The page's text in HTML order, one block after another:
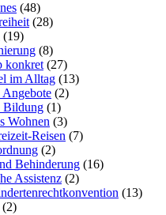
(48)
(28)
(19)
(8)
konkret (27)
im Alltag (13)
(2)
Bildung (1)
Wohnen (3)
Reisen (7)
(2)
Behinderung (16)
Assistenz (2)
(13)
(2)